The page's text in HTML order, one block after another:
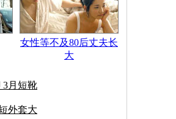
女性等不及80后丈夫长
大
3月短靴
外套大